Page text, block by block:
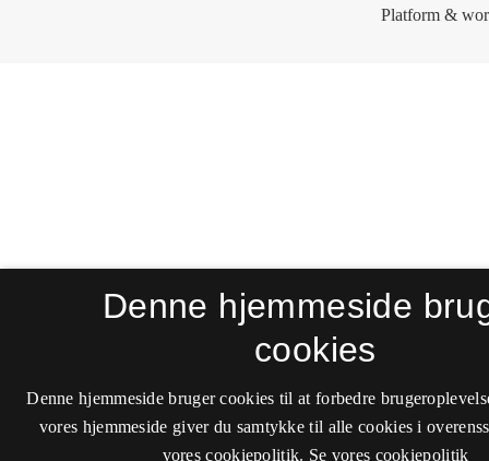
Denne hjemmeside
cookies
Denne hjemmeside bruger cookies til at forbedre
vores hjemmeside giver du samtykke til alle cookies i
vores cookiepolitik. Se vores cookiepolitik